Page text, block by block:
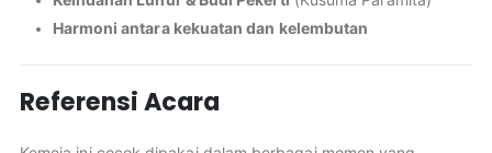
Harmoni antara kekuatan dan kelembutan
Referensi Acara